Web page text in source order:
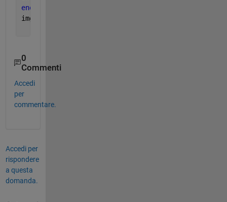
end
img4 = idct(dct4);
0
Commenti
Accedi
per
commentare.
Accedi per
rispondere
a questa
domanda.